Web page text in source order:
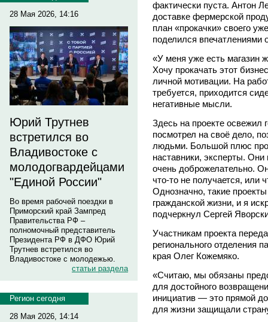
28 Мая 2026, 14:16
Юрий Трутнев
встретился во
Владивостоке с
молодогвардейцами
"Единой России"
Во время рабочей поездки в
Приморский край Зампред
Правительства РФ –
полномочный представитель
Президента РФ в ДФО Юрий
Трутнев встретился во
Владивостоке с молодежью.
статьи раздела
Регион сегодня
28 Мая 2026, 14:14
фактически пуста. Антон
доставке фермерской
план «прокачки» своего
поделился впечатлениями
«У меня уже есть магазин
Хочу прокачать этот
личной мотивации. На
требуется, приходится
негативные мысли.
Здесь на проекте освежил
посмотрел на своё дело,
людьми. Большой плюс
наставники, эксперты.
очень доброжелательно.
что-то не получается, или
Однозначно, такие
гражданской жизни, и я
подчеркнул Сергей
Участникам проекта
регионального отделения
края Олег Кожемяко.
«Считаю, мы обязаны
для достойного
инициатив — это прямой
для жизни защищали